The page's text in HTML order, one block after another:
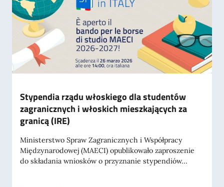
Stypendia rządu włoskiego dla studentów
zagranicznych i włoskich mieszkających za
granicą (IRE)
Ministerstwo Spraw Zagranicznych i Współpracy
Międzynarodowej (MAECI) opublikowało zaproszenie
do składania wniosków o przyznanie stypendiów...